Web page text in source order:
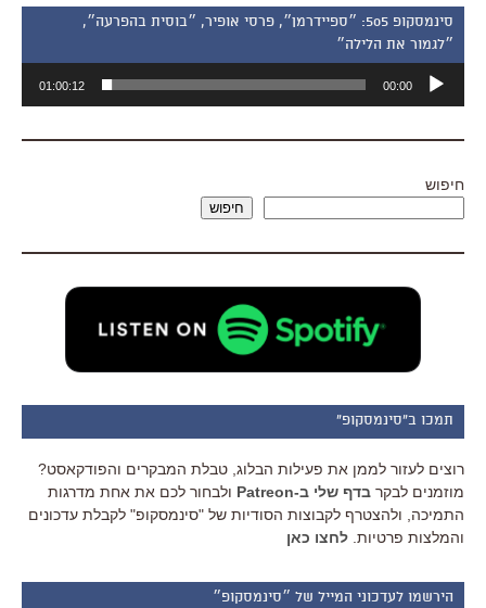
סינמסקופ 505: ״ספיידרמן״, פרסי אופיר, ״בוסית בהפרעה״,
״לגמור את הלילה״
אודיו
00:00
01:00:12
חיפוש
חיפוש
תמכו ב"סינמסקופ"
רוצים לעזור לממן את פעילות הבלוג, טבלת המבקרים והפודקאסט?
מוזמנים לבקר בדף שלי ב-Patreon
ולבחור לכם את אחת מדרגות
התמיכה, ולהצטרף לקבוצות הסודיות של "סינמסקופ" לקבלת עדכונים
והמלצות פרטיות. לחצו כאן
הירשמו לעדכוני המייל של ״סינמסקופ״